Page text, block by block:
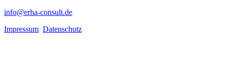
info@erha-consult.de
Impressum Datenschutz